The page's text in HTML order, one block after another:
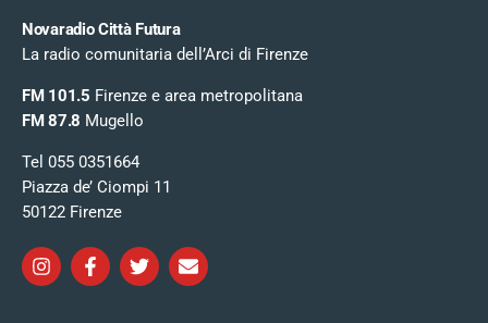
Novaradio Città Futura
La radio comunitaria dell’Arci di Firenze
FM 101.5 Firenze e area metropolitana
FM 87.8 Mugello
Tel 055 0351664
Piazza de’ Ciompi 11
50122 Firenze